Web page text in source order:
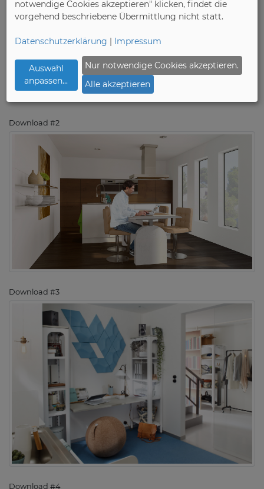
Download #2
Download #3
Download #4
notwendige Cookies akzeptieren" klicken, findet die
vorgehend beschriebene Übermittlung nicht statt.
Datenschutzerklärung | Impressum
Auswahl
anpassen...
Nur notwendige Cookies akzeptieren.
Alle akzeptieren